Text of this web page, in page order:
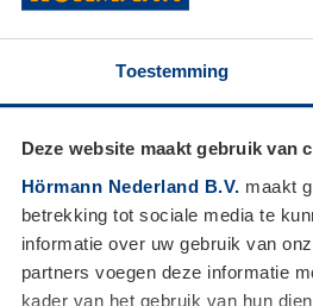
Toestemming
Deze website maakt gebruik van
Hörmann Nederland B.V. maakt
betrekking tot sociale media te
informatie over uw gebruik van
partners voegen deze informatie
kader van het gebruik van hun